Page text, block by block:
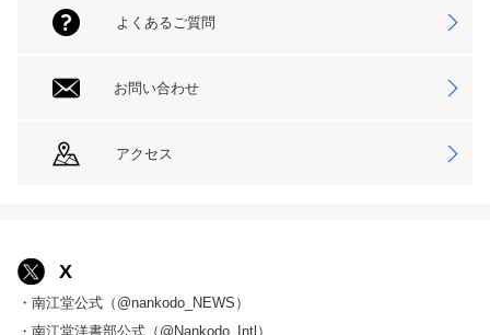
よくあるご質問
お問い合わせ
アクセス
X
・南江堂公式（@nankodo_NEWS）
・南江堂洋書部公式（@Nankodo_Intl）